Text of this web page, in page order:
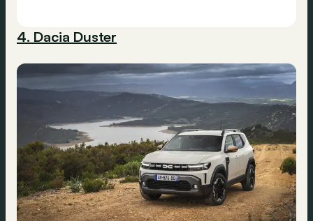
4. Dacia Duster